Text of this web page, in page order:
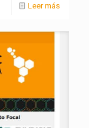
Leer más